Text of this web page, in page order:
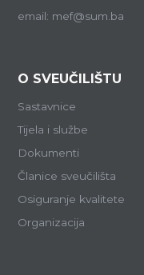
email: mef@sum.ba
O SVEUČILIŠTU
Sastavnice
Tijela i službe
Dokumenti
Članice sveučilišta
Osiguranje kvalitete
Organizacija